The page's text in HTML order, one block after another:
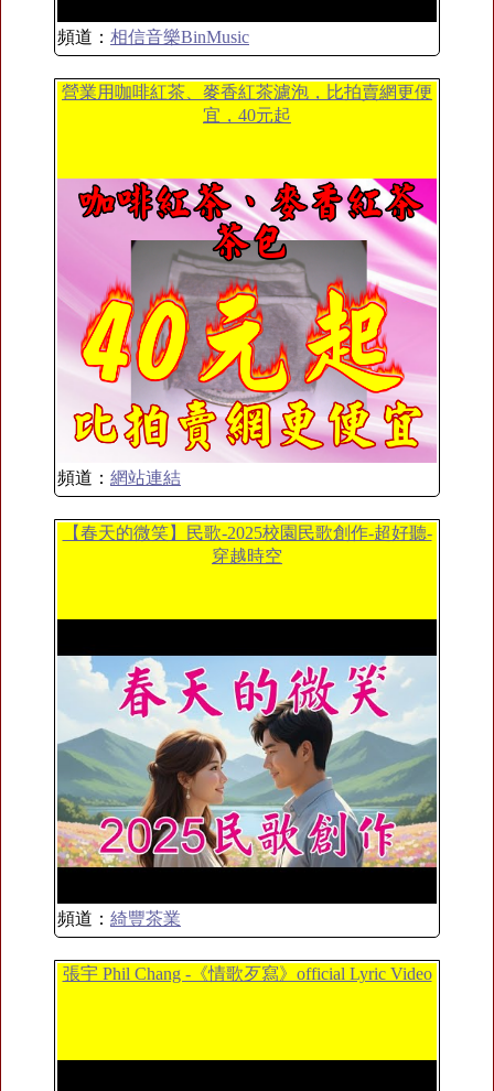
頻道： 相信音樂BinMusic
營業用咖啡紅茶、麥香紅茶濾泡，比拍賣網更便
宜，40元起
頻道： 網站連結
【春天的微笑】民歌-2025校園民歌創作-超好聽-
穿越時空
頻道： 綺豐茶業
張宇 Phil Chang -《情歌歹寫》official Lyric Video